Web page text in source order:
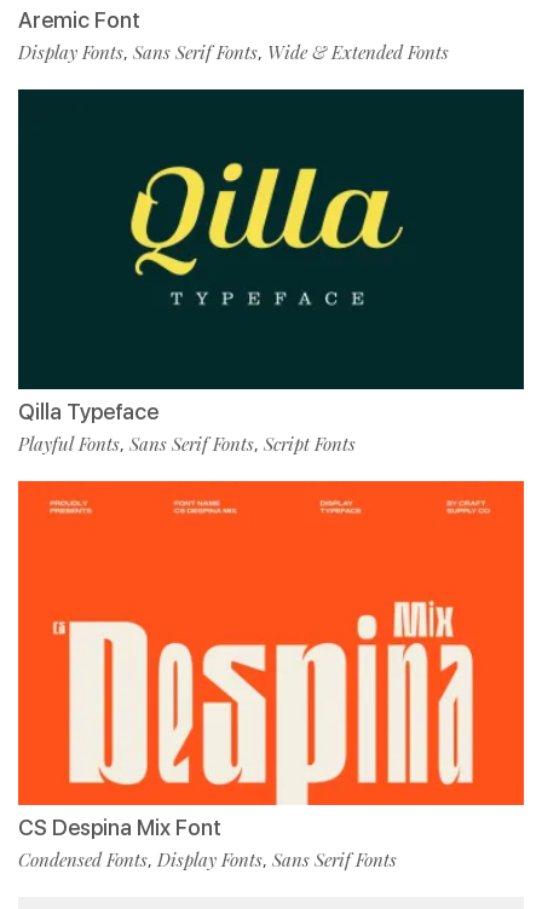
Aremic Font
Display Fonts, Sans Serif Fonts, Wide & Extended Fonts
Qilla Typeface
Playful Fonts, Sans Serif Fonts, Script Fonts
CS Despina Mix Font
Condensed Fonts, Display Fonts, Sans Serif Fonts